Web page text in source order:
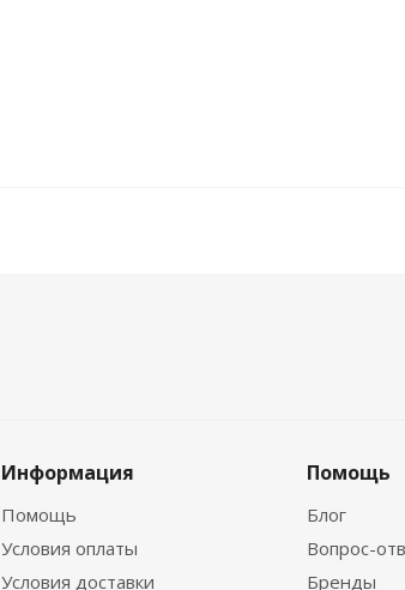
Информация
Помощь
Условия оплаты
Условия доставки
Помощь
Блог
Вопрос-
Бренды